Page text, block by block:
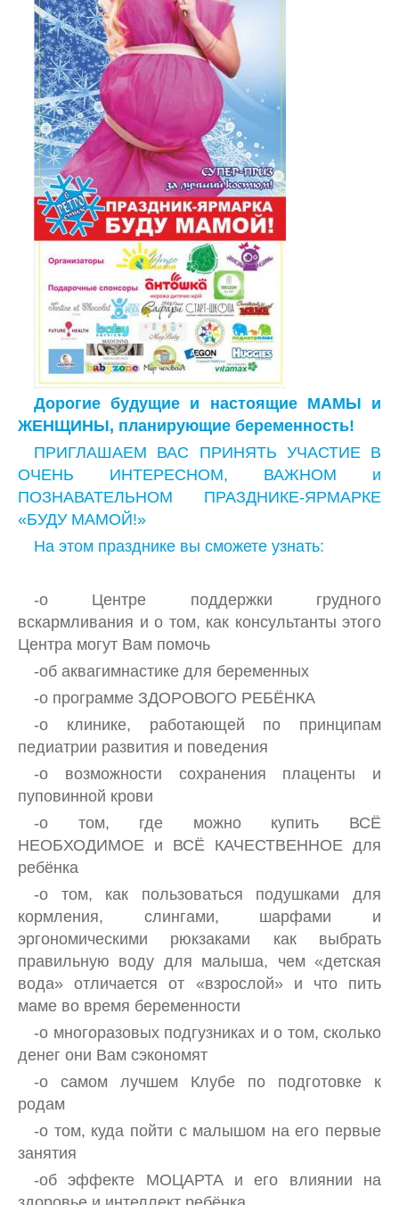
ПРЫГУНКИ
РАДИОНЯНИ, ВИДЕОНЯНИ
РАЗВИВАЮЩИЕ ИГРУШКИ
МУЗЫКАЛЬНЫЕ ИГРОВЫЕ СТОЛИКИ
РЮКЗАКИ, ПЕРЕНОСКИ, СЛИНГИ
СТЕРИЛИЗАТОРЫ
СТУЛЬЧИКИ ДЛЯ КОРМЛЕНИЯ
ТРЕНАЖЕРЫ
ХОДУНКИ, БЕГУНКИ, ТОЛКАТЕЛИ
КОМПЛЕКТИ ДЛЯ КЛІНІНГУ
ДЕТСКИЕ ПРАЗДНИКИ
Дорогие будущие и настоящие МАМЫ и
ЖЕНЩИНЫ, планирующие беременность!
ПРИГЛАШАЕМ ВАС ПРИНЯТЬ УЧАСТИЕ В
ОЧЕНЬ ИНТЕРЕСНОМ, ВАЖНОМ и
ПОЗНАВАТЕЛЬНОМ ПРАЗДНИКЕ-ЯРМАРКЕ
«БУДУ МАМОЙ!»
На этом празднике вы сможете узнать:
-о Центре поддержки грудного
вскармливания и о том, как консультанты этого
Центра могут Вам помочь
-об аквагимнастике для беременных
-о программе ЗДОРОВОГО РЕБЁНКА
-о клинике, работающей по принципам
педиатрии развития и поведения
-о возможности сохранения плаценты и
пуповинной крови
-о том, где можно купить ВСЁ
НЕОБХОДИМОЕ и ВСЁ КАЧЕСТВЕННОЕ для
ребёнка
-о том, как пользоваться подушками для
кормления, слингами, шарфами и
эргономическими рюкзаками как выбрать
правильную воду для малыша, чем «детская
вода» отличается от «взрослой» и что пить
маме во время беременности
-о многоразовых подгузниках и о том, сколько
денег они Вам сэкономят
-о самом лучшем Клубе по подготовке к
родам
-о том, куда пойти с малышом на его первые
занятия
-об эффекте МОЦАРТА и его влиянии на